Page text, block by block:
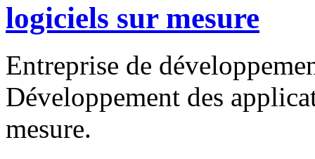
logiciels sur mesure
Entreprise de
Développement des
mesure.